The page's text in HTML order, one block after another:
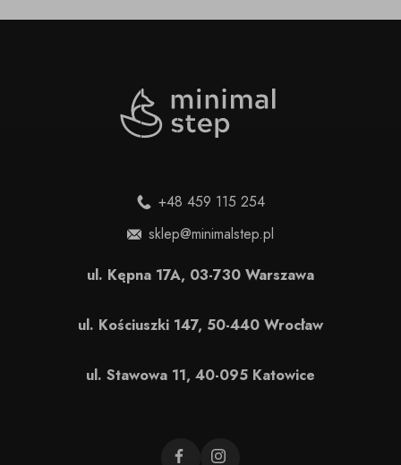
+48 459 115 254
sklep@minimalstep.pl
ul. Kępna 17A, 03-730 Warszawa
ul. Kościuszki 147, 50-440 Wrocław
ul. Stawowa 11, 40-095 Katowice